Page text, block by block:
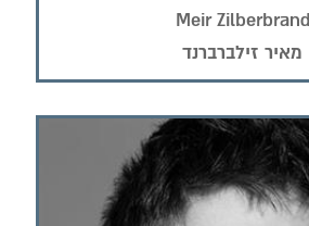
Meir Zilberbrand
מאיר זילברברנד